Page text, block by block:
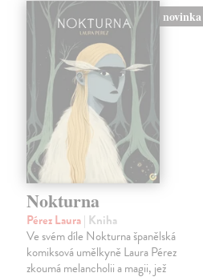
novinka
Nokturna
Pérez Laura| Kniha
Ve svém díle Nokturna španělská
komiksová umělkyně Laura Pérez
zkoumá melancholii a magii, jež